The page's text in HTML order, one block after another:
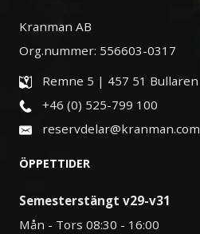
Kranman AB
Org.nummer: 556603-0317
Remne 5 | 457 51 Bullaren
+46 (0) 525-799 100
reservdelar@kranman.com
ÖPPETTIDER
Semesterstängt v29-v31
Mån - Tors 08:30 - 16:00